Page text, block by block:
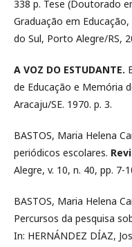
338 p. Tese (Doutorado
Graduação em
do Sul, Porto Alegre/RS,
A VOZ DO ESTUDANTE.
de Educação e Memória
Aracaju/SE. 1970. p. 3.
BASTOS, Maria Helena
periódicos escolares.
Alegre, v. 10, n. 40, pp. 7-
BASTOS, Maria Helena
Percursos da pesquisa
In: HERNÁNDEZ DÍAZ,